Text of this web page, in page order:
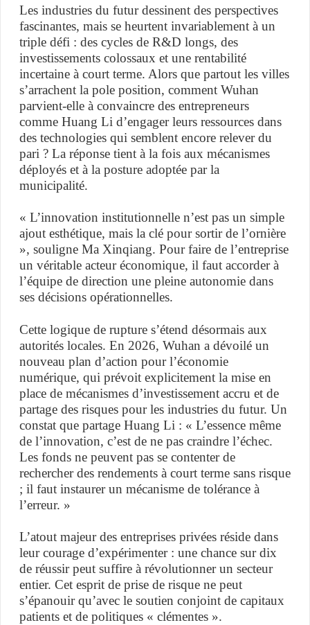
Les industries du futur dessinent des perspectives
fascinantes, mais se heurtent invariablement à un
triple défi : des cycles de R&D longs, des
investissements colossaux et une rentabilité
incertaine à court terme. Alors que partout les villes
s’arrachent la pole position, comment Wuhan
parvient-elle à convaincre des entrepreneurs
comme Huang Li d’engager leurs ressources dans
des technologies qui semblent encore relever du
pari ? La réponse tient à la fois aux mécanismes
déployés et à la posture adoptée par la
municipalité.
« L’innovation institutionnelle n’est pas un simple
ajout esthétique, mais la clé pour sortir de l’ornière
», souligne Ma Xinqiang. Pour faire de l’entreprise
un véritable acteur économique, il faut accorder à
l’équipe de direction une pleine autonomie dans
ses décisions opérationnelles.
Cette logique de rupture s’étend désormais aux
autorités locales. En 2026, Wuhan a dévoilé un
nouveau plan d’action pour l’économie
numérique, qui prévoit explicitement la mise en
place de mécanismes d’investissement accru et de
partage des risques pour les industries du futur. Un
constat que partage Huang Li : « L’essence même
de l’innovation, c’est de ne pas craindre l’échec.
Les fonds ne peuvent pas se contenter de
rechercher des rendements à court terme sans risque
; il faut instaurer un mécanisme de tolérance à
l’erreur. »
L’atout majeur des entreprises privées réside dans
leur courage d’expérimenter : une chance sur dix
de réussir peut suffire à révolutionner un secteur
entier. Cet esprit de prise de risque ne peut
s’épanouir qu’avec le soutien conjoint de capitaux
patients et de politiques « clémentes ».